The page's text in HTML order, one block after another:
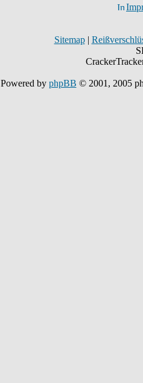
Sitemap|
Powered by phpBB © 2001, 2005